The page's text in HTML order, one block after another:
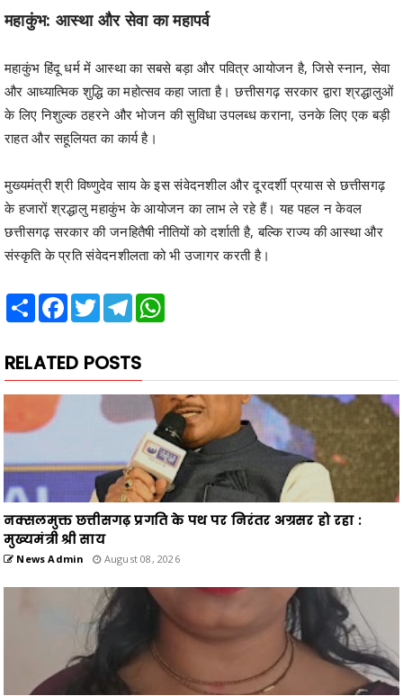
महाकुंभ: आस्था और सेवा का महापर्व
महाकुंभ हिंदू धर्म में आस्था का सबसे बड़ा और पवित्र आयोजन है, जिसे स्नान, सेवा
और आध्यात्मिक शुद्धि का महोत्सव कहा जाता है। छत्तीसगढ़ सरकार द्वारा श्रद्धालुओं
के लिए निशुल्क ठहरने और भोजन की सुविधा उपलब्ध कराना, उनके लिए एक बड़ी
राहत और सहूलियत का कार्य है।
मुख्यमंत्री श्री विष्णुदेव साय के इस संवेदनशील और दूरदर्शी प्रयास से छत्तीसगढ़
के हजारों श्रद्धालु महाकुंभ के आयोजन का लाभ ले रहे हैं। यह पहल न केवल
छत्तीसगढ़ सरकार की जनहितैषी नीतियों को दर्शाती है, बल्कि राज्य की आस्था और
संस्कृति के प्रति संवेदनशीलता को भी उजागर करती है।
Share Facebook
TwitterTelegram
RELATED POSTS
नक्सलमुक्त छत्तीसगढ़ प्रगति के पथ पर निरंतर अग्रसर हो रहा :
मुख्यमंत्री श्री साय
News Admin August 08, 2026